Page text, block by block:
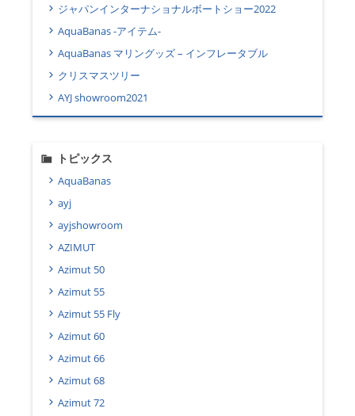
ジャパンインターナショナルボートショー2022
AquaBanas -アイテム-
AquaBanas マリングッズ – インフレータブル
クリスマスツリー
AYJ showroom2021
トピックス
AquaBanas
ayj
ayjshowroom
AZIMUT
Azimut 50
Azimut 55
Azimut 55 Fly
Azimut 60
Azimut 66
Azimut 68
Azimut 72